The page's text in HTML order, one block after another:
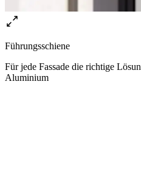
Führungsschiene
Für jede Fassade die richtige
Aluminium